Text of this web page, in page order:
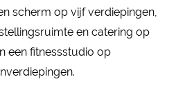
scherm op vijf verdiepingen,
en catering op
een fitnessstudio op